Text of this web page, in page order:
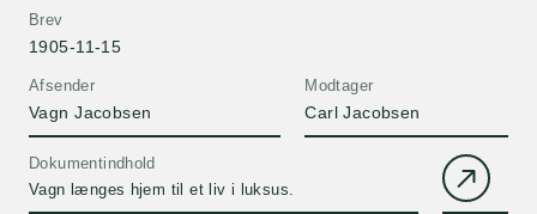
Afsender
Vagn Jacobsen
Brev
1905-11-15
Modtager
Carl Jacobsen
Dokumentindhold
Vagn længes hjem til et liv i luksus.